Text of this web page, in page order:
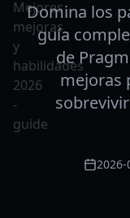
Domina los
guía
de
mejoras
2026-